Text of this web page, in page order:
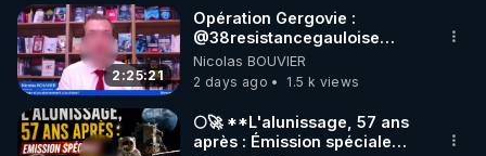
2:25:21
Opération Gergovie :
‪@38resistancegauloise‬
‪@MarionSigautOfficiel‬
‪@gladysriifard5710‬ Laëtitia
Nicolas BOUVIER
2 days ago
1.5 k views
🌕🚀 **L'alunissage, 57 ans
après : Émission spéciale